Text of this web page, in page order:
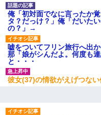
俺「初対面でなに言ったか
タ？だっけ？」俺「だいた
の？」→
嘘をついてフリン旅行へ出
那「娘がシんだよ。何度も
と・・・
彼女(37)の情欲がえげつな